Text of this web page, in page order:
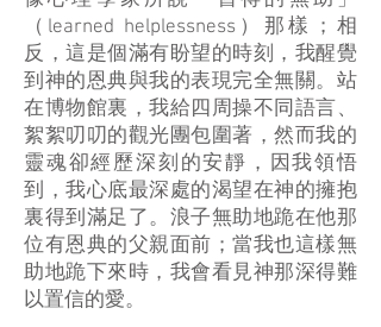
（learned helplessness）那樣；相
反，這是個滿有盼望的時刻，我醒覺
到神的恩典與我的表現完全無關。站
在博物館裏，我給四周操不同語言、
絮絮叨叨的觀光團包圍著，然而我的
靈魂卻經歷深刻的安靜，因我領悟
到，我心底最深處的渴望在神的擁抱
裏得到滿足了。浪子無助地跪在他那
位有恩典的父親面前；當我也這樣無
助地跪下來時，我會看見神那深得難
以置信的愛。